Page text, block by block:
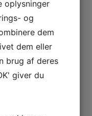
oplysninger
og
dem
dem eller
brug af deres
giver du